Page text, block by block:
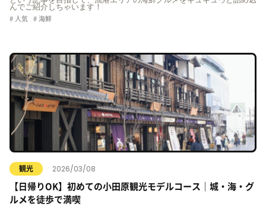
んでご紹介しちゃいます！
人気 海鮮
観光 2026/03/08
【日帰りOK】初めての小田原観光モデルコース｜城・海・グ
ルメを徒歩で満喫